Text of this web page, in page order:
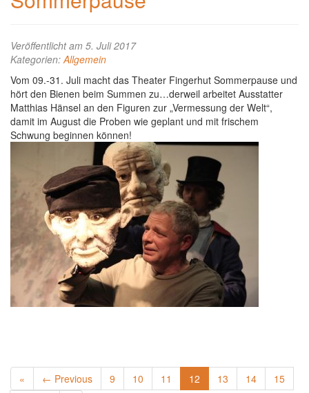
Veröffentlicht am 5. Juli 2017
Kategorien: Allgemein
Vom 09.-31. Juli macht das Theater Fingerhut Sommerpause und
hört den Bienen beim Summen zu…derweil arbeitet Ausstatter
Matthias Hänsel an den Figuren zur „Vermessung der Welt“,
damit im August die Proben wie geplant und mit frischem
Schwung beginnen können!
« ← Previous 9 10 11 12 13 14
15